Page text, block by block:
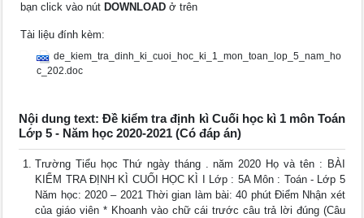
bạn click vào nút DOWNLOAD ở trên
Tài liệu đính kèm:
de_kiem_tra_dinh_ki_cuoi_hoc_ki_1_mon_toan_lop_5_nam_ho
c_202.doc
Nội dung text: Đề kiểm tra định kì Cuối học kì 1 môn Toán
Lớp 5 - Năm học 2020-2021 (Có đáp án)
Trường Tiểu học Thứ ngày tháng . năm 2020 Họ và tên : BÀI
KIỂM TRA ĐỊNH KÌ CUỐI HỌC KÌ I Lớp : 5A Môn : Toán - Lớp 5
Năm học: 2020 – 2021 Thời gian làm bài: 40 phút Điểm Nhận xét
của giáo viên * Khoanh vào chữ cái trước câu trả lời đúng (Câu